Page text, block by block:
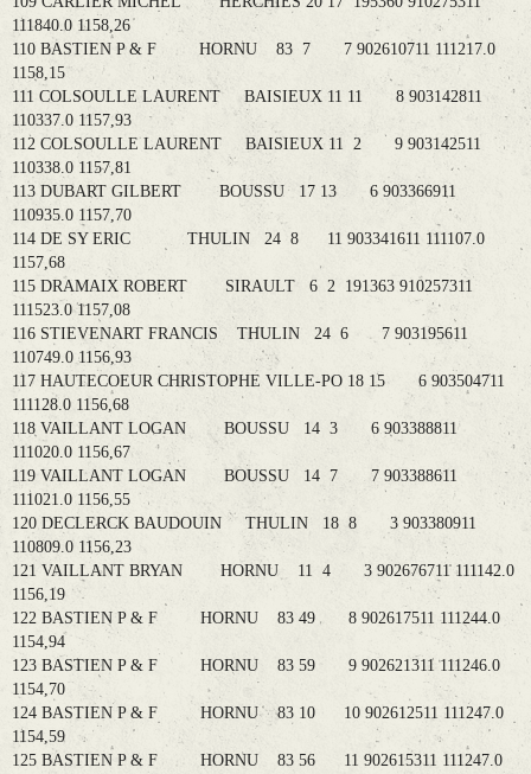
111840.0 1158,26
110 BASTIEN P & F HORNU 83 7 7 902610711 111217.0
1158,15
111 COLSOULLE LAURENT BAISIEUX 11 11 8 903142811
110337.0 1157,93
112 COLSOULLE LAURENT BAISIEUX 11 2 9 903142511
110338.0 1157,81
113 DUBART GILBERT BOUSSU 17 13 6 903366911
110935.0 1157,70
114 DE SY ERIC THULIN 24 8 11 903341611 111107.0
1157,68
115 DRAMAIX ROBERT SIRAULT 6 2 191363 910257311
111523.0 1157,08
116 STIEVENART FRANCIS THULIN 24 6 7 903195611
110749.0 1156,93
117 HAUTECOEUR CHRISTOPHE VILLE-PO 18 15 6 903504711
111128.0 1156,68
118 VAILLANT LOGAN BOUSSU 14 3 6 903388811
111020.0 1156,67
119 VAILLANT LOGAN BOUSSU 14 7 7 903388611
111021.0 1156,55
120 DECLERCK BAUDOUIN THULIN 18 8 3 903380911
110809.0 1156,23
121 VAILLANT BRYAN HORNU 11 4 3 902676711 111142.0
1156,19
122 BASTIEN P & F HORNU 83 49 8 902617511 111244.0
1154,94
123 BASTIEN P & F HORNU 83 59 9 902621311 111246.0
1154,70
124 BASTIEN P & F HORNU 83 10 10 902612511 111247.0
1154,59
125 BASTIEN P & F HORNU 83 56 11 902615311 111247.0